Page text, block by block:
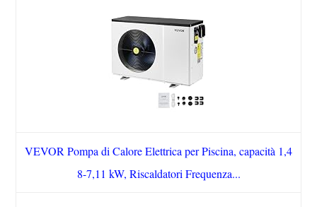
VEVOR Pompa di Calore Elettrica per Piscina, capacità 1,4
8-7,11 kW, Riscaldatori Frequenza...